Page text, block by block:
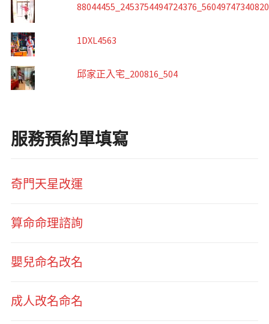
1DXL4563
邱家正入宅_200816_504
服務預約單填寫
奇門天星改運
算命命理諮詢
嬰兒命名改名
成人改名命名